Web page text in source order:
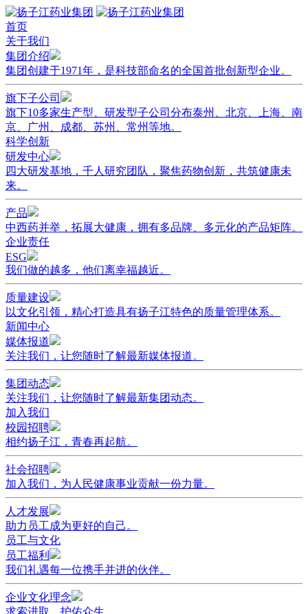
首页
关于我们
集团介绍
集团创建于1971年，是科技部命名的全国首批创新型企业。
旗下子公司
旗下10多家生产型、研发型子公司分布泰州、北京、上海、南
京、广州、成都、苏州、常州等地。
科学创新
研发中心
四大研发基地，千人研究团队，聚焦药物创新，共筑健康未
来。
产品
中西药并举，拓展大健康，拥有多品牌、多元化的产品矩阵。
企业责任
ESG
我们做的越多，他们离幸福越近。
质量建设
以文化引领，精心打造具有扬子江特色的质量管理体系。
新闻中心
媒体报道
关注我们，让您随时了解最新媒体报道。
集团动态
关注我们，让您随时了解最新集团动态。
加入我们
校园招聘
相约扬子江，青春再起航。
社会招聘
加入我们，为人民健康事业贡献一份力量。
人才发展
助力员工成为更好的自己。
员工与文化
员工福利
我们礼遇每一位携手并进的伙伴。
企业文化理念
求索进取，护佑众生。